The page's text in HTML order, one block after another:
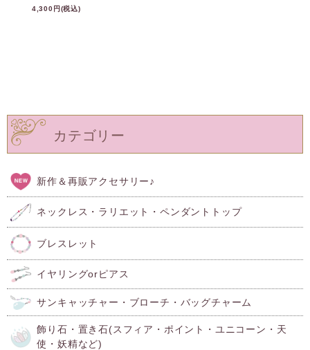
4,300円(税込)
カテゴリー
新作＆再販アクセサリー♪
ネックレス・ラリエット・ペンダントトップ
ブレスレット
イヤリングorピアス
サンキャッチャー・ブローチ・バッグチャーム
飾り石・置き石(スフィア・ポイント・ユニコーン・天
使・妖精など)